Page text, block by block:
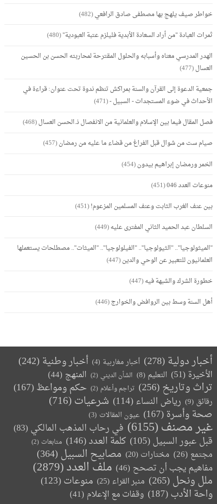
خواطر صيف يلهج بها مصطفى صادق الرافعي(482)
ثمرات العبادة "من أراد السعادة الأبدية فليلزم عتبة العبودية"(480)
الهدر المدرسي معناه وأسبابه والحلول المقترحة لمحاربته الحسن بن الحسين
العسال(477)
جمعية الدعوة إلى القرآن والسنة بمراكش تنظم ندوة تحت عنوان: قراءة في
الأحداث في ضوء المستجدات - السبيل -(471)
فصل المقال فيما بين الإسلام والعلمانية من الانفصال ذ.الحسن العسال(468)
صيام ست من شوال قبل الفراغ من قضاء ما عليه من رمضان(457)
الخمر ورمضان إبراهيم بيدون(454)
منوعات العدد 046
(451)
بين عنف الغرب الثابت وعنف المسلمين المزعوم!(451)
السلطان عبد الحميد الثاني المفترى عليه(449)
"الميثولوجيا".. "الثيولوجيا".. "الفيلولوجيا".. "الميثات".. مصطلحات يستعملها
العلمانيون للتعبير عن الوحي والدين(447)
خطورة الشرك والشبهة فيه(447)
أهل السنة وسط بين الروافض والخوارج(446)
أخبار دولية (278) أخبار مغاربية (4) أخبار وطنية(242)
الأخيرة (51) التعليم (8) الشأن الديني (2) المنهج (44)
تراث وتاريخ(256) تراجم وأعلام (2) حكم ومواعظ(167)
رقائق (9) رياض النساء(114) شرعيات(716)
صحة وأسرة(167) عيون المقالات (3)
غير مصنف(6155) في رحاب المذهب المالكي (83)
قبل عبور السبيل(105) كلمة العدد(146) متابعات (2)
مجتمع (26) مختارات (20) مصابيح السبيل(364)
مفاهيم يجب أن تصحح (46) ملف العدد(2879)
ملل ونحل(265) منبر القراء(25) منوعات(123)
واحة الأدب(187) وقفات مع الإعلام (41)